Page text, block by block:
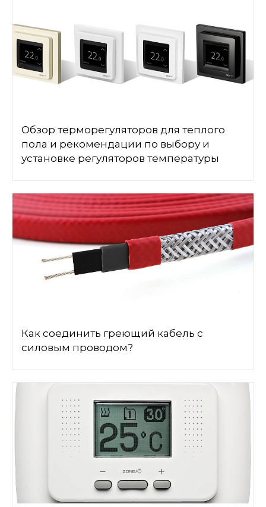
Обзор терморегуляторов для теплого
пола и рекомендации по выбору и
установке регуляторов температуры
Как соединить греющий кабель с
силовым проводом?